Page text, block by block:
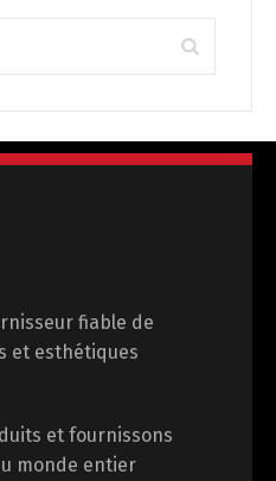
fiable de
et esthétiques
et fournissons
monde entier
日本語